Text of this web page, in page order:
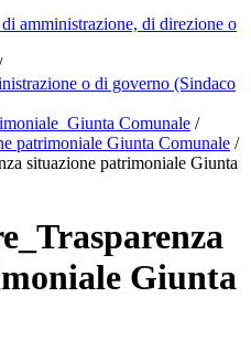
amministrazione, di direzione o
o di governo (Sindaco
Comunale /
patrimoniale Giunta Comunale /
situazione patrimoniale Giunta
Giunta